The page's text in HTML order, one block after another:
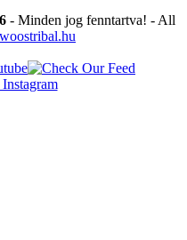
- Minden jog fenntartva! - All